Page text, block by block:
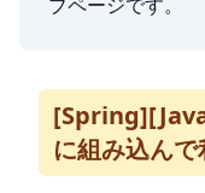
に組み込ん